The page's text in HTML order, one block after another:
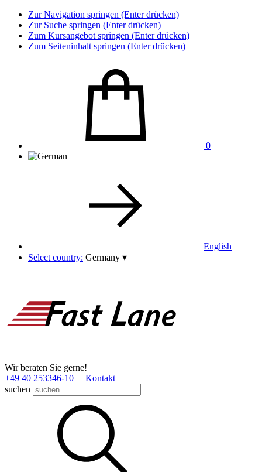
Zur Navigation springen (Enter drücken)
Zur Suche springen (Enter drücken)
Zum Kursangebot springen (Enter drücken)
Zum Seiteninhalt springen (Enter drücken)
0
English
Select country: Germany ▾
Wir beraten Sie gerne!
+49 40 253346­-10
Kontakt
suchen